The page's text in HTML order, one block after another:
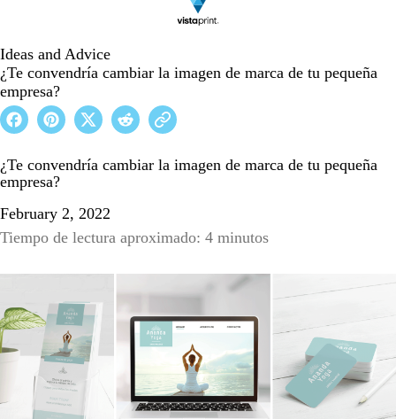
Ideas and Advice
¿Te convendría cambiar la imagen de marca de tu pequeña
empresa?
¿Te convendría cambiar la imagen de marca de tu pequeña
empresa?
February 2, 2022
Tiempo de lectura aproximado: 4 minutos